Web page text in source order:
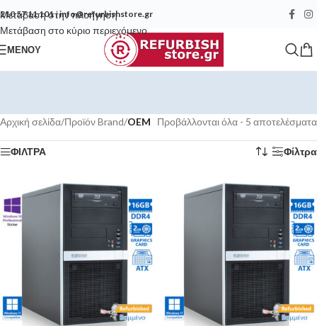
Μετάβαση στην πλοήγηση
Μετάβαση στο κύριο περιεχόμενο
210 57 11 101|info@refurbishstore.gr
ΜΕΝΟΎ
Αρχική σελίδα/Προϊόν Brand/OEM Προβάλλονται όλα - 5 αποτελέσματα
ΦΙΛΤΡΑ Φίλτρα